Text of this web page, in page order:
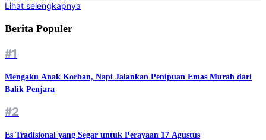
Lihat selengkapnya
Berita Populer
#1
Mengaku Anak Korban, Napi Jalankan Penipuan Emas Murah dari
Balik Penjara
#2
Es Tradisional yang Segar untuk Perayaan 17 Agustus